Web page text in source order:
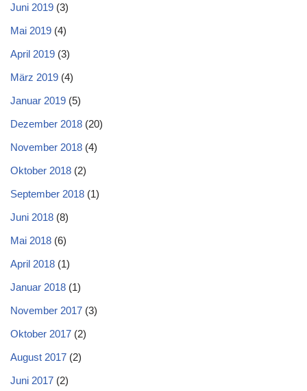
Juni 2019 (3)
Mai 2019 (4)
April 2019 (3)
März 2019 (4)
Januar 2019 (5)
Dezember 2018 (20)
November 2018 (4)
Oktober 2018 (2)
September 2018 (1)
Juni 2018 (8)
Mai 2018 (6)
April 2018 (1)
Januar 2018 (1)
November 2017 (3)
Oktober 2017 (2)
August 2017 (2)
Juni 2017 (2)